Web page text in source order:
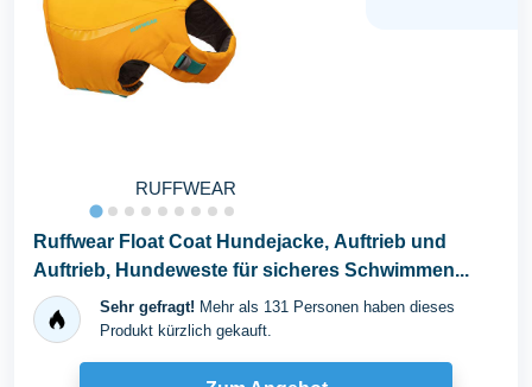
RUFFWEAR
Ruffwear Float Coat Hundejacke, Auftrieb und
Auftrieb, Hundeweste für sicheres Schwimmen...
Sehr gefragt! Mehr als 131 Personen haben dieses
Produkt kürzlich gekauft.